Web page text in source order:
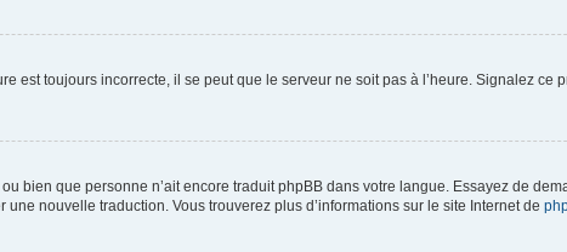
est toujours incorrecte, il se peut que le serveur ne soit pas à l’heure. Signalez ce
bien que personne n’ait encore traduit phpBB dans votre langue. Essayez de
nouvelle traduction. Vous trouverez plus d’informations sur le site Internet de